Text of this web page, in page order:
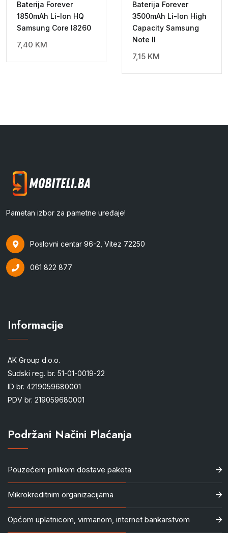
Baterija Forever
1850mAh Li-Ion HQ
Samsung Core I8260
7,40 KM
Baterija Forever
3500mAh Li-Ion High
Capacity Samsung
Note II
7,15 KM
Pametan izbor za pametne uređaje!
Poslovni centar 96-2, Vitez 72250
061 822 877
Informacije
AK Group d.o.o.
Sudski reg. br. 51-01-0019-22
ID br. 4219059680001
PDV br. 219059680001
Podržani Načini Plaćanja
Pouzećem prilikom dostave paketa
Mikrokreditnim organizacijama
Općom uplatnicom, virmanom, internet bankarstvom